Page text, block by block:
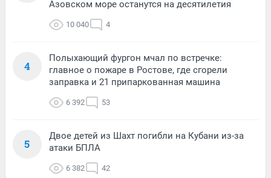
Азовском море останутся на десятилетия
10 040 4
4
Полыхающий фургон мчал по встречке:
главное о пожаре в Ростове, где сгорели
заправка и 21 припаркованная машина
6 392 53
5
Двое детей из Шахт погибли на Кубани из-за
атаки БПЛА
6 382 42